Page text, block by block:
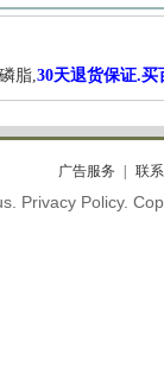
脂,30天退货保证.买
广告服务 联
Privacy Policy.